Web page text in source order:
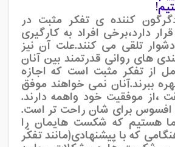
کننده ی تفکر مثبت در
دارد،برخی افراد به کارگیری
تلقی می کنند.علت آن نیز
های روانی قدرتمند بین آنان
از تفکر مثبت است که اجازه
ببرند.آنان نمی خواهند موفق
،از موفقیت خود واهمه دارند.
افسوس برای شان راحت تر است.
هستیم که شکست هایمان را
که با پیشنهادی(مانند تفکّر